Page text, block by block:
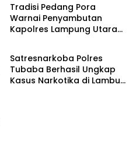
Tradisi Pedang Pora
Warnai Penyambutan
Kapolres Lampung Utara
Daerah
Satresnarkoba Polres
Tubaba Berhasil Ungkap
Kasus Narkotika di Lambu